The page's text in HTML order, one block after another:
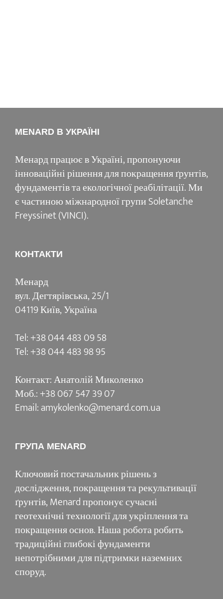
MENARD В УКРАЇНІ
Менард працює в Україні, пропонуючи
інноваційні рішення для покращення ґрунтів,
фундаментів та екологічної реабілітації. Ми
є частиною міжнародної групи Soletanche
Freyssinet (VINCI).
КОНТАКТИ
Менард
вул. Дегтярівська, 25/1
04119 Київ, Україна
Tel: +38 044 483 09 58
Tel: +38 044 483 98 95
Контакт: Анатолій Миколенко
Моб.: +38 067 547 39 07
Email: amykolenko@menard.com.ua
ГРУПА MENARD
Ключовий постачальник рішень з
дослідження, покращення та рекультивації
ґрунтів, Menard пропонує сучасні
геотехнічні технології для укріплення та
покращення основ. Наша робота робить
традиційні глибокі фундаменти
непотрібними для підтримки наземних
споруд.